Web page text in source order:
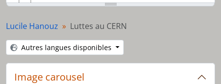
[Sous-série] SS04 - La quadrature du CERN
[Pièce] CV013 - Le CERN Chance ou risque pour Genève ? Débat public
[Pièce] CV014 - CERN RS
[Série] S05 - Organisations transfrontalières
[Série] S06 - Action dans le Pays de Gex
[Série] S07 - Divers militantisme
Lucile Hanouz Luttes au CERN
Autres langues disponibles
Image carousel